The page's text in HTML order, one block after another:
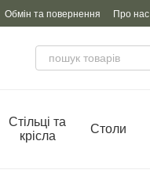
Обмін та повернення Про нас
Стільці та
крісла
Столи